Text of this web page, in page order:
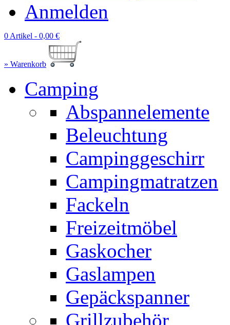
Anmelden
0 Artikel - 0,00 €
» Warenkorb
Camping
Abspannelemente
Beleuchtung
Campinggeschirr
Campingmatratzen
Fackeln
Freizeitmöbel
Gaskocher
Gaslampen
Gepäckspanner
Grillzubehör